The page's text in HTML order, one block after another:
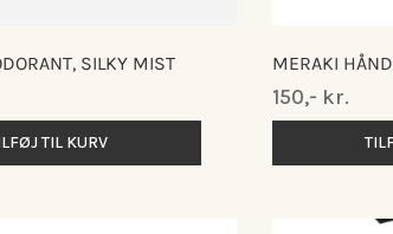
SILKY MIST
TIL KURV
MERAKI
Normalpris
150,- kr.